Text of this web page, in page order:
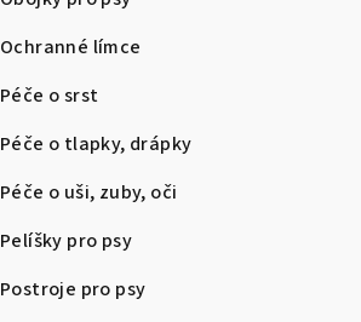
Ochranné límce
Péče o srst
Péče o tlapky, drápky
Péče o uši, zuby, oči
Pelíšky pro psy
Postroje pro psy